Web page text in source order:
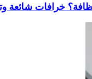
خرافات شائعة